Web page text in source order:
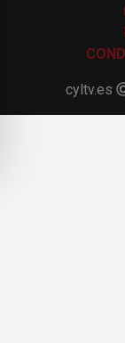
cyltv.es